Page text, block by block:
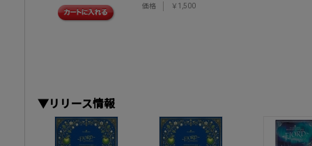
価格
￥1,500
▼リリース情報